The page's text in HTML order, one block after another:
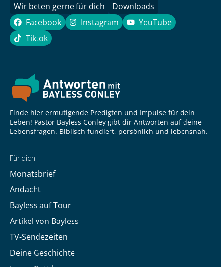
Wir beten gerne für dich
Downloads
Facebook
Facebook Instagram
Instagram YouTube
YouTube
Tiktok
Tiktok
Finde hier ermutigende Predigten und Impulse für dein
Leben! Pastor Bayless Conley gibt dir Antworten auf deine
Lebensfragen. Biblisch fundiert, persönlich und lebensnah.
Für dich
Monatsbrief
Andacht
Bayless auf Tour
Artikel von Bayless
TV-Sendezeiten
Deine Geschichte